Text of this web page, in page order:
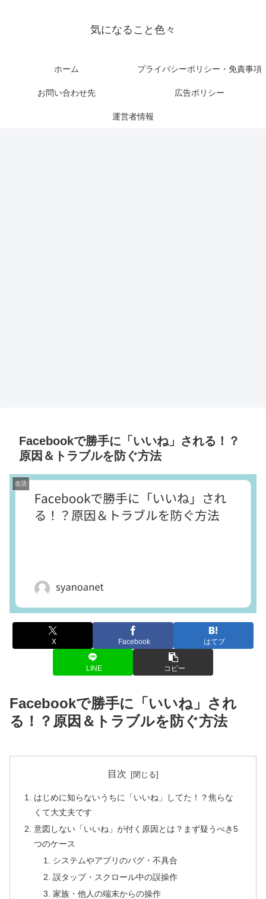
気になること色々
ホーム プライバシーポリシー・免責事項
お問い合わせ先 広告ポリシー
運営者情報
Facebookで勝手に「いいね」される！？
原因＆トラブルを防ぐ方法
生活
X Facebook はてブ
LINE コピー
Facebookで勝手に「いいね」され
る！？原因＆トラブルを防ぐ方法
目次
はじめに知らないうちに「いいね」してた！？焦らな
くて大丈夫です
意図しない「いいね」が付く原因とは？まず疑うべき5
つのケース
システムやアプリのバグ・不具合
誤タップ・スクロール中の誤操作
家族・他人の端末からの操作